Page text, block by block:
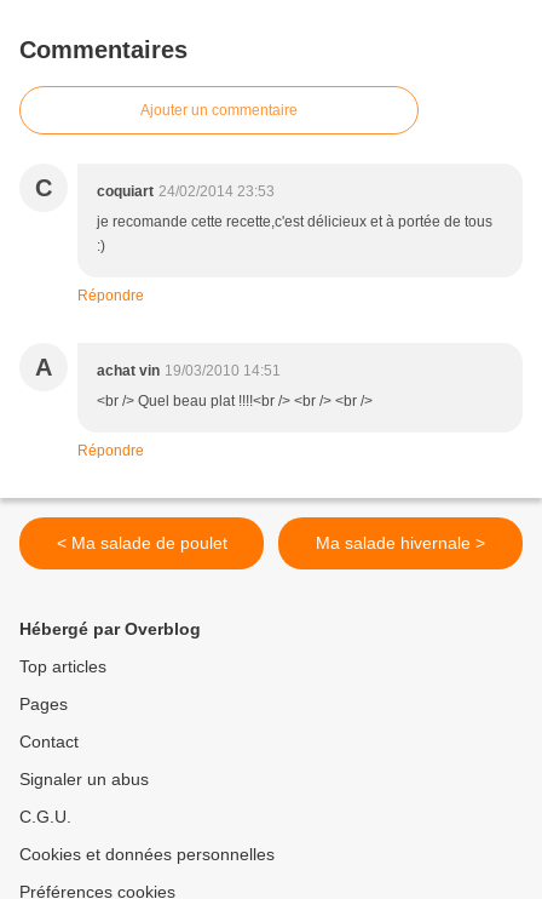
Commentaires
Ajouter un commentaire
C coquiart 24/02/2014 23:53
je recomande cette recette,c'est délicieux et à portée de tous
:)
Répondre
A achat vin 19/03/2010 14:51
<br /> Quel beau plat !!!!<br /> <br /> <br />
Répondre
< Ma salade de poulet Ma salade hivernale >
Hébergé par Overblog
Top articles
Pages
Contact
Signaler un abus
C.G.U.
Cookies et données personnelles
Préférences cookies